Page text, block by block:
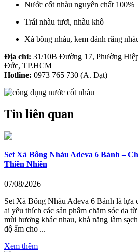
Nước cốt nhàu nguyên chất 100%
Trái nhàu tươi, nhàu khô
Xà bông nhàu, kem đánh răng
Địa chỉ: 31/10B Đường 17, Phường
Đức, TP.HCM
Hotline: 0973 765 730 (A. Đạt)
Tin liên quan
Set Xà Bông Nhàu Adeva 6 Bánh –
Thiên Nhiên
07/08/2026
Set Xà Bông Nhàu Adeva 6 Bánh là lựa
ai yêu thích các sản phẩm chăm sóc da
mùi hương khác nhau, khả năng làm
độ ẩm cho ...
Xem thêm